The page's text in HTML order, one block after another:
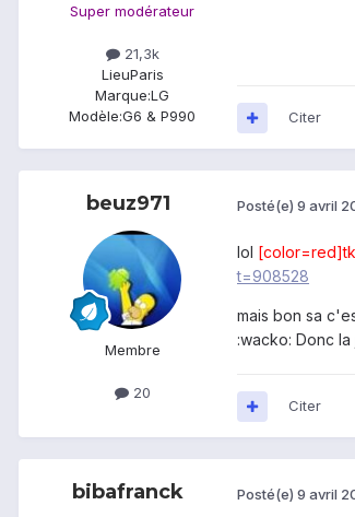
Super modérateur
21,3k
LieuParis
Marque:LG
Modèle:G6 & P990 Citer
beuz971
Membre
20
Posté(e) 9 avril
lol
t=908528
mais bon sa
:wacko: Donc
Citer
bibafranck Posté(e) 9 avril